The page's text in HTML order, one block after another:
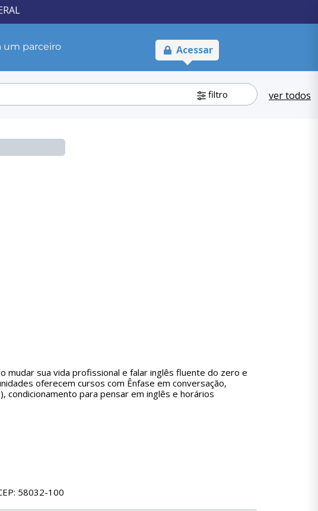
um parceiro Acessar
filtro ver todos
mudar sua vida profissional e falar inglês fluente do zero e
oferecem cursos com Ênfase em conversação,
condicionamento para pensar em inglês e horários
58032-100